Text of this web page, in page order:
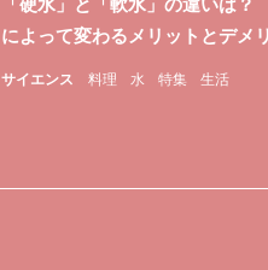
サイエンス 料理 水 特集 生活
によって変わるメリットとデメ